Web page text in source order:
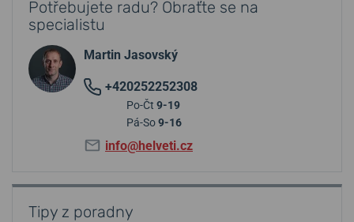
Potřebujete radu? Obraťte se na
specialistu
Martin Jasovský
+420252252308
Po-Čt 9-19
Pá-So9-16
info@helveti.cz
Tipy z poradny